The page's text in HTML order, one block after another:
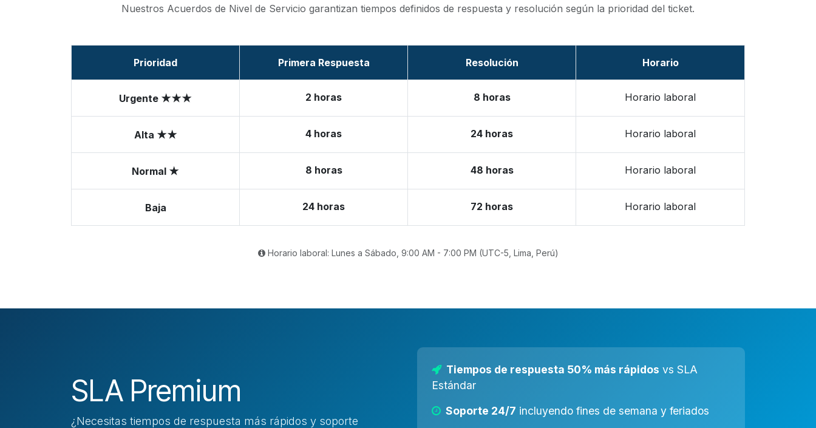
Nuestros Acuerdos de Nivel de Servicio garantizan tiempos definidos de respuesta y resolución según la prioridad del ticket.
Prioridad Primera Respuesta Resolución Horario
Urgente ★★★ 2 horas 8 horas Horario laboral
Alta ★★ 4 horas 24 horas Horario laboral
Normal ★ 8 horas 48 horas Horario laboral
Baja 24 horas 72 horas Horario laboral
Horario laboral: Lunes a Sábado, 9:00 AM - 7:00 PM (UTC-5, Lima, Perú)
SLA Premium
¿Necesitas tiempos de respuesta más rápidos y soporte
Tiempos de respuesta 50% más rápidos vs SLA
Estándar
Soporte 24/7 incluyendo fines de semana y feriados